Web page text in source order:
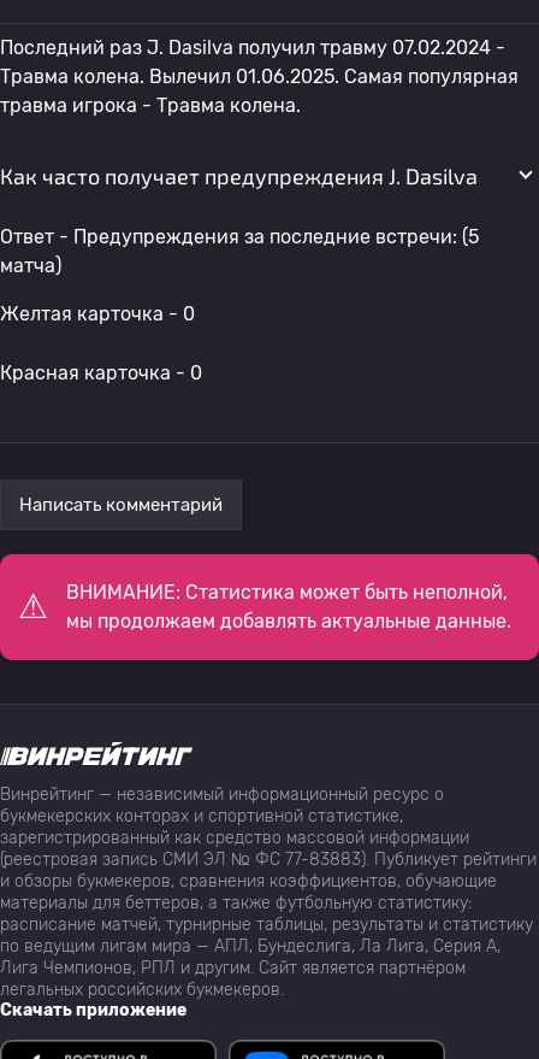
Последний раз J. Dasilva получил травму 07.02.2024 -
Травма колена. Вылечил 01.06.2025. Самая популярная
травма игрока - Травма колена.
Как часто получает предупреждения J. Dasilva
Ответ - Предупреждения за последние встречи: (5
матча)
Желтая карточка - 0
Красная карточка - 0
Написать комментарий
ВНИМАНИЕ: Статистика может быть неполной,
мы продолжаем добавлять актуальные данные.
Винрейтинг — независимый информационный ресурс о
букмекерских конторах и спортивной статистике,
зарегистрированный как средство массовой информации
(реестровая запись СМИ ЭЛ № ФС 77-83883). Публикует рейтинги
и обзоры букмекеров, сравнения коэффициентов, обучающие
материалы для беттеров, а также футбольную статистику:
расписание матчей, турнирные таблицы, результаты и статистику
по ведущим лигам мира — АПЛ, Бундеслига, Ла Лига, Серия А,
Лига Чемпионов, РПЛ и другим. Сайт является партнёром
легальных российских букмекеров.
Скачать приложение